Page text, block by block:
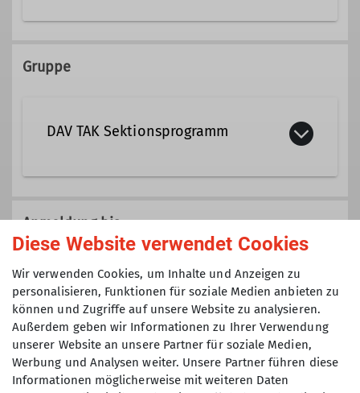
Ämter
Ausbilder Tourenführer
Gruppe
DAV TAK Sektionsprogramm
nicht einer speziellen Gruppe
(Senioren, Klettertreff, Mountainbike,
Jugend, etc.) zugeordnet sind.
Anmeldung bis
Maximale Teilnehmeranzahl
5
Diese Website verwendet Cookies
Wir verwenden Cookies, um Inhalte und Anzeigen zu
personalisieren, Funktionen für soziale Medien anbieten zu
können und Zugriffe auf unsere Website zu analysieren.
Außerdem geben wir Informationen zu Ihrer Verwendung
unserer Website an unsere Partner für soziale Medien,
Werbung und Analysen weiter. Unsere Partner führen diese
Informationen möglicherweise mit weiteren Daten